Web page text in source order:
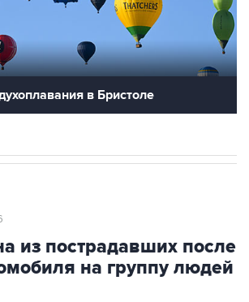
в Бристоле
из пострадавших после
на группу людей